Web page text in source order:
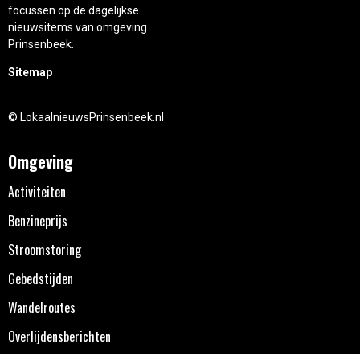
focussen op de dagelijkse
nieuwsitems van omgeving
Prinsenbeek.
Sitemap
© LokaalnieuwsPrinsenbeek.nl
Omgeving
Activiteiten
Benzineprijs
Stroomstoring
Gebedstijden
Wandelroutes
Overlijdensberichten